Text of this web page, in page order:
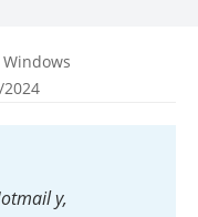
y,